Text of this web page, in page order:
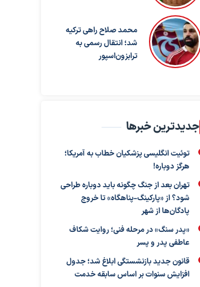
محمد صلاح راهی ترکیه
شد؛ انتقال رسمی به
ترابزون‌اسپور
جدیدترین خبرها
توئیت انگلیسی پزشکیان خطاب به آمریکا؛
هرگز دوباره!
تهران بعد از جنگ چگونه باید دوباره طراحی
شود؟ از «پارکینگ-پناهگاه» تا خروج
پادگان‌ها از شهر
«پدر سنگ» در مرحله فنی؛ روایت شکاف
عاطفی پدر و پسر
قانون جدید بازنشستگی ابلاغ شد؛ جدول
افزایش سنوات بر اساس سابقه خدمت